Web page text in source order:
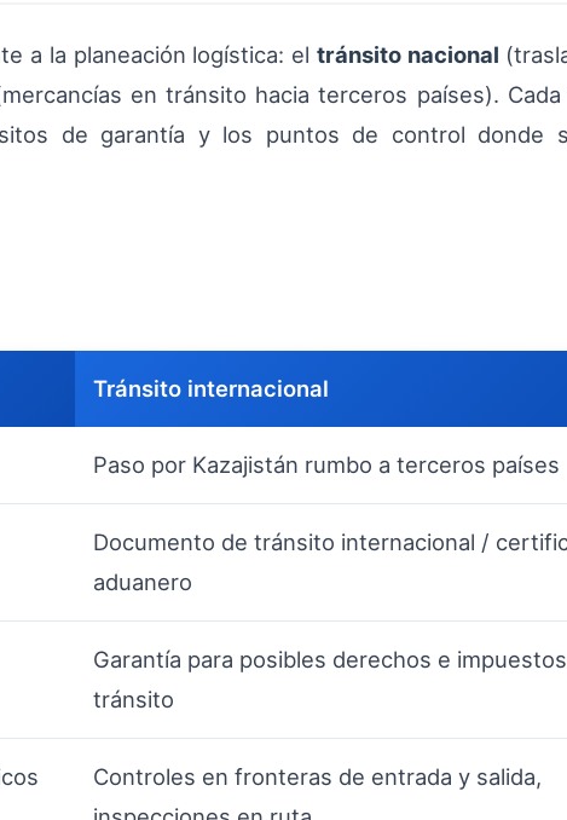
a la planeación logística: el tránsito nacional
en tránsito hacia terceros países). Cada
de garantía y los puntos de control donde
Tránsito internacional
Paso por Kazajistán rumbo a terceros países
Documento de tránsito internacional /
aduanero
Garantía para posibles derechos e
tránsito
Controles en fronteras de entrada y salida,